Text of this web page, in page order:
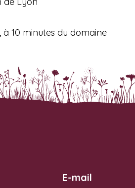
à 10 minutes du domaine
E-mail